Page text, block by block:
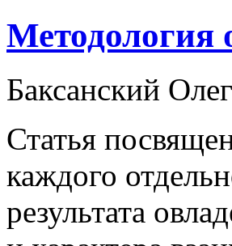
Методология
Баксанский
Статья
каждого
результата